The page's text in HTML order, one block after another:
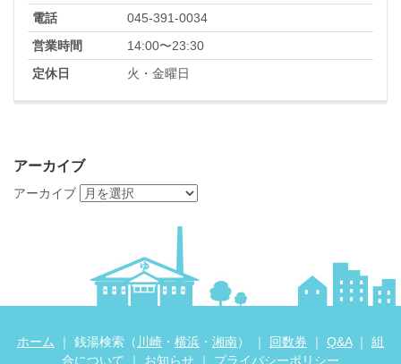
電話
045-391-0034
営業時間
14:00〜23:30
定休日
火・金曜日
アーカイブ
アーカイブ
ホーム ｜ 銭湯検索（ 川崎 ・ 横浜 ・ 湘南） ｜ 回数券 ｜ Q&A｜ 組
合について
｜ お知らせ ｜ プライバシーポリシー